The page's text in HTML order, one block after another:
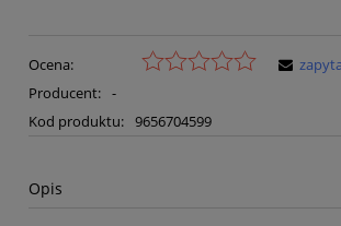
Ocena:
Producent: -
Kod produktu: 9656704599
Opis